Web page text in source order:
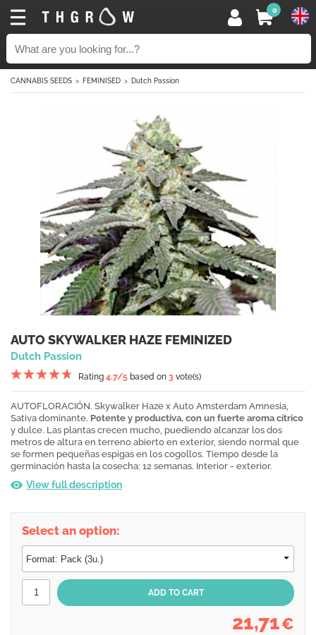
0
CANNABIS SEEDS FEMINISED Dutch Passion
AUTO SKYWALKER HAZE FEMINIZED
Dutch Passion
Rating 4.7/5 based on 3 vote(s)
AUTOFLORACIÓN. Skywalker Haze x Auto Amsterdam Amnesia,
Sativa dominante. Potente y productiva, con un fuerte aroma cítrico
y dulce. Las plantas crecen mucho, puediendo alcanzar los dos
metros de altura en terreno abierto en exterior, siendo normal que
se formen pequeñas espigas en los cogollos. Tiempo desde la
germinación hasta la cosecha: 12 semanas. Interior - exterior.
View full description
Select an option:
21,71€